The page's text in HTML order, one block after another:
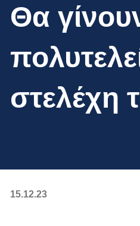
Θα
στελέχη
15.12.23